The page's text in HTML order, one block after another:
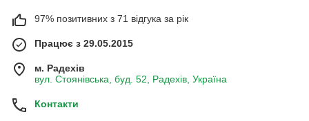
97% позитивних з 71 відгука за рік
Працює з 29.05.2015
м. Радехів
вул. Стоянівська, буд. 52, Радехів, Україна
Контакти